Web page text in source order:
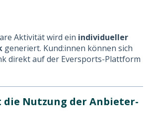
Aktivität wird ein individueller
generiert. Kund:innen können sich
direkt auf der Eversports-Plattform
die Nutzung der Anbieter-